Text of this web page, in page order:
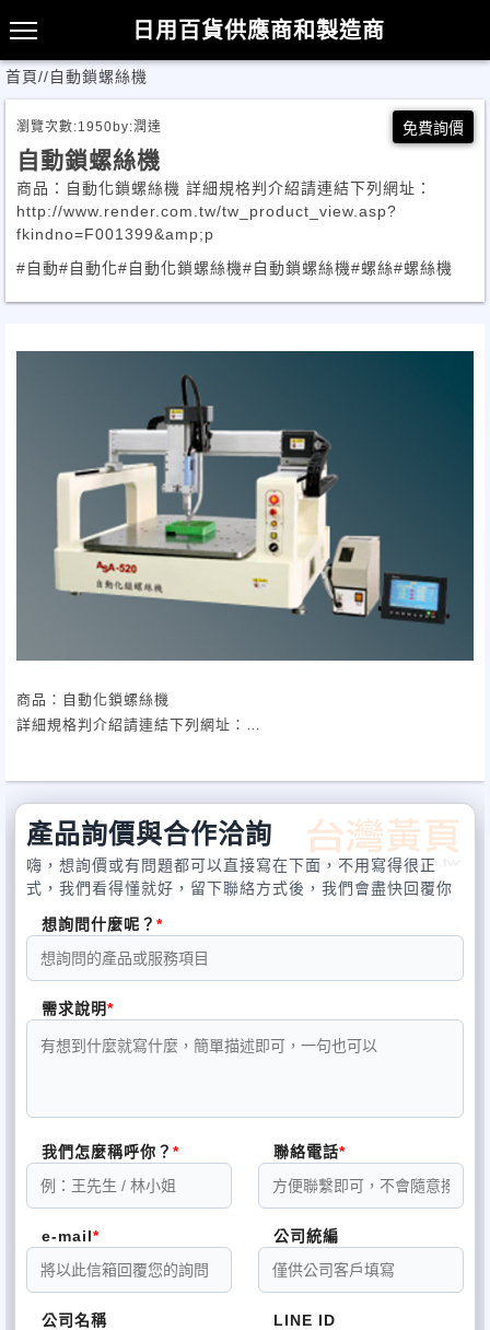
日用百貨供應商和製造商
首頁//自動鎖螺絲機
瀏覽次數:1950by:潤達 免費詢價
自動鎖螺絲機
商品：自動化鎖螺絲機 詳細規格判介紹請連結下列網址：
http://www.render.com.tw/tw_product_view.asp?
fkindno=F001399&amp;p
#自動#自動化#自動化鎖螺絲機#自動鎖螺絲機#螺絲#螺絲機
商品：自動化鎖螺絲機
詳細規格判介紹請連結下列網址：
產品詢價與合作洽詢
嗨，想詢價或有問題都可以直接寫在下面，不用寫得很正
式，我們看得懂就好，留下聯絡方式後，我們會盡快回覆你
想詢問什麼呢？
需求說明
我們怎麼稱呼你？ 聯絡電話
e-mail 公司統編
公司名稱 LINE ID